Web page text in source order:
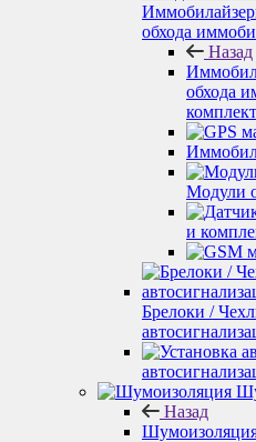
обхода
Назад
обхода
Модули
и
Брелоки /
Назад